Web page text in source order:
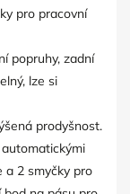
pro pracovní
popruhy, zadní
lze si
prodyšnost.
a 2 smyčky pro